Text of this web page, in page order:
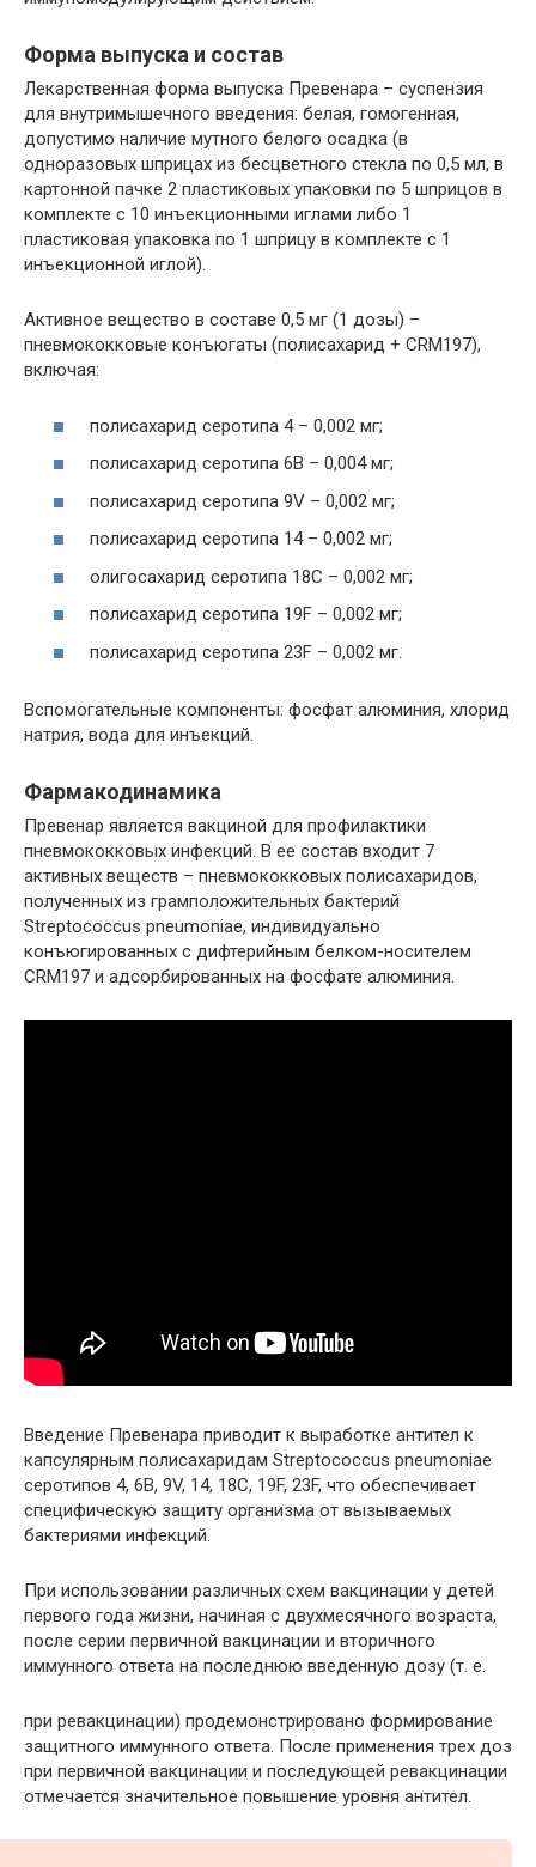
Форма выпуска и состав
Лекарственная форма выпуска Превенара – суспензия
для внутримышечного введения: белая, гомогенная,
допустимо наличие мутного белого осадка (в
одноразовых шприцах из бесцветного стекла по 0,5 мл, в
картонной пачке 2 пластиковых упаковки по 5 шприцов в
комплекте с 10 инъекционными иглами либо 1
пластиковая упаковка по 1 шприцу в комплекте с 1
инъекционной иглой).
Активное вещество в составе 0,5 мг (1 дозы) –
пневмококковые конъюгаты (полисахарид + CRM197),
включая:
полисахарид серотипа 4 – 0,002 мг;
полисахарид серотипа 6B – 0,004 мг;
полисахарид серотипа 9V – 0,002 мг;
полисахарид серотипа 14 – 0,002 мг;
олигосахарид серотипа 18C – 0,002 мг;
полисахарид серотипа 19F – 0,002 мг;
полисахарид серотипа 23F – 0,002 мг.
Вспомогательные компоненты: фосфат алюминия, хлорид
натрия, вода для инъекций.
Фармакодинамика
Превенар является вакциной для профилактики
пневмококковых инфекций. В ее состав входит 7
активных веществ – пневмококковых полисахаридов,
полученных из грамположительных бактерий
Streptococcus pneumoniae, индивидуально
конъюгированных с дифтерийным белком-носителем
CRM197 и адсорбированных на фосфате алюминия.
Введение Превенара приводит к выработке антител к
капсулярным полисахаридам Streptococcus pneumoniae
серотипов 4, 6В, 9V, 14, 18С, 19F, 23F, что обеспечивает
специфическую защиту организма от вызываемых
бактериями инфекций.
При использовании различных схем вакцинации у детей
первого года жизни, начиная с двухмесячного возраста,
после серии первичной вакцинации и вторичного
иммунного ответа на последнюю введенную дозу (т. е.
при ревакцинации) продемонстрировано формирование
защитного иммунного ответа. После применения трех доз
при первичной вакцинации и последующей ревакцинации
отмечается значительное повышение уровня антител.